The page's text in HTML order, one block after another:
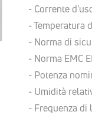
- Corrente
- Temperatura
- Norma di
- Norma EMC
- Potenza
- Umidità
- Frequenza di